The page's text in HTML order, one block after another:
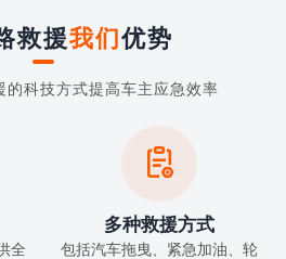
救援我们优势
的科技方式提高车主应急效率
全

多种救援方式
包括汽车拖曳、紧急加油、轮